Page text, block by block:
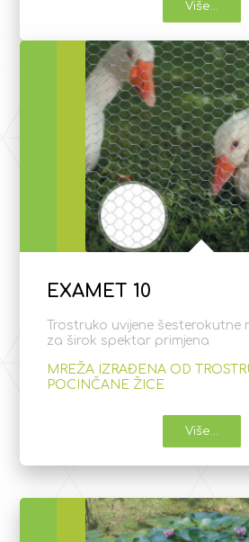
Više...
EXAMET 10
Trostruko uvijene šesterokutne
za širok spektar primjena
MREŽA IZRAĐENA OD
POCINČANE ŽICE
Više...